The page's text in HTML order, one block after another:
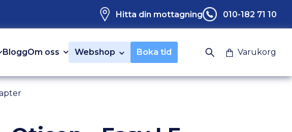
Hitta din mottagning 010-182 71 10
BloggOm oss Webshop Boka tid Varukorg